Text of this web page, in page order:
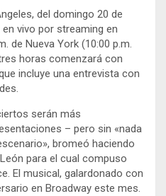
del domingo 20 de
vivo por streaming en
de Nueva York (10:00 p.m.
horas comenzará con
incluye una entrevista con
serán más
– pero sin «nada
bromeó haciendo
para el cual compuso
El musical, galardonado con
en Broadway este mes.